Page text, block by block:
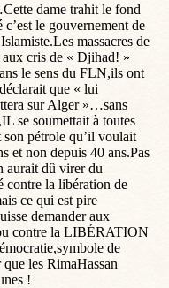
dame trahit le fond
c’est le gouvernement de
massacres de
cris de « Djihad! »
le sens du FLN,ils ont
que « lui
sur Alger »…sans
se soumettait à toutes
pétrole qu’il voulait
et non depuis 40 ans.Pas
aurait dû virer du
contre la libération de
ce qui est pire
demander aux
contre la LIBÉRATION
de
les RimaHassan
!